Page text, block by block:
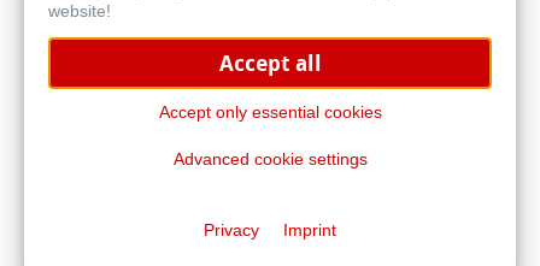
The Grey Book & The Cappuccino Book
website!
Accept all
Accept only essential cookies
Advanced cookie settings
Privacy Imprint